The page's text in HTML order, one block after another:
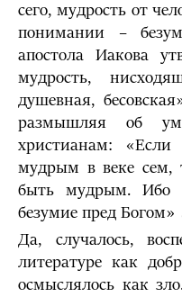
сего, мудрость от
понимании –
апостола Иакова
мудрость,
душевная,
размышляя об
христианам:
мудрым в веке сем,
быть мудрым. Ибо
безумие пред Богом»
Да, случалось,
литературе как
осмыслялось как